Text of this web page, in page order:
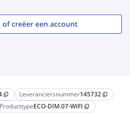
content_copy Leveranciersnummer145732 content_copy
ProducttypeECO-DIM.07-WIFI content_copy
of creëer een account